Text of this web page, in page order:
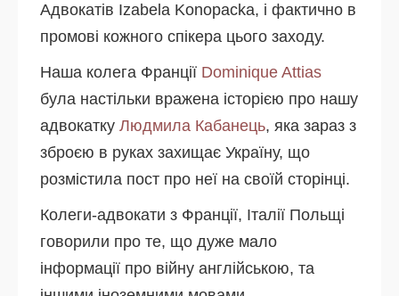
Адвокатів Izabela Konopacka, і фактично в
промові кожного спікера цього заходу.
Наша колега Франції Dominique Attias
була настільки вражена історією про нашу
адвокатку Людмила Кабанець, яка зараз з
зброєю в руках захищає Україну, що
розмістила пост про неї на своїй сторінці.
Колеги-адвокати з Франції, Італії Польщі
говорили про те, що дуже мало
інформації про війну англійською, та